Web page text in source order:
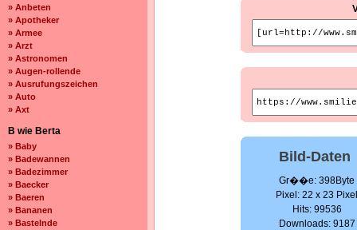
» Anbeten
» Apotheker
» Armee
» Arzt
» Astronomen
» Augen-rollende
» Ausrufungszeichen
» Auto
» Axt
B wie Berta
» Baby
» Badewannen
» Badezimmer
» Baecker
» Baeren
» Bananen
» Bastelnde
Bild-Daten
Gr��e: 398Byte
Pixel: 22 x 23
Hits: 99536
Downloads: 9187